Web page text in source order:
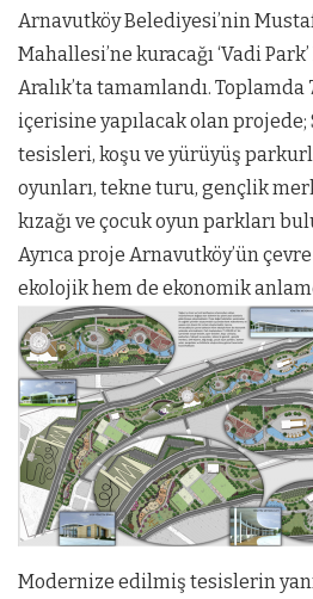
Arnavutköy Belediyesi’nin
Mahallesi’ne kuracağı ‘Vadi
Aralık’ta tamamlandı. Toplamda
içerisine yapılacak olan projede;
tesisleri, koşu ve yürüyüş
oyunları, tekne turu, gençlik
kızağı ve çocuk oyun parkları
Ayrıca proje Arnavutköy’ün
ekolojik hem de ekonomik
Modernize edilmiş tesislerin